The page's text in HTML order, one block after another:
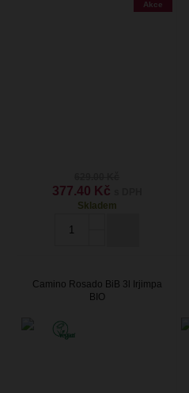
Akce
377.40 Kč
Skladem
Camino Rosado BiB 3l Irjimpa
BIO